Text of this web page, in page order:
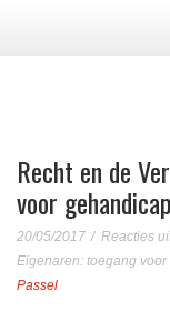
Recht en de
voor
20/05/2017 Reacties
Eigenaren: toegang
Passel